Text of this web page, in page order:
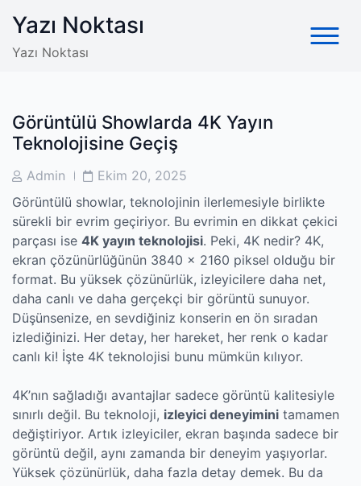
content
Yazı Noktası
Yazı Noktası
Görüntülü Showlarda 4K Yayın
Teknolojisine Geçiş
PostAdmin
PostEkim 20, 2025
Görüntülü showlar, teknolojinin ilerlemesiyle birlikte
sürekli bir evrim geçiriyor. Bu evrimin en dikkat çekici
parçası ise 4K yayın teknolojisi. Peki, 4K nedir? 4K,
ekran çözünürlüğünün 3840 x 2160 piksel olduğu bir
format. Bu yüksek çözünürlük, izleyicilere daha net,
daha canlı ve daha gerçekçi bir görüntü sunuyor.
Düşünsenize, en sevdiğiniz konserin en ön sıradan
izlediğinizi. Her detay, her hareket, her renk o kadar
canlı ki! İşte 4K teknolojisi bunu mümkün kılıyor.
4K’nın sağladığı avantajlar sadece görüntü kalitesiyle
sınırlı değil. Bu teknoloji, izleyici deneyimini tamamen
değiştiriyor. Artık izleyiciler, ekran başında sadece bir
görüntü değil, aynı zamanda bir deneyim yaşıyorlar.
Yüksek çözünürlük, daha fazla detay demek. Bu da